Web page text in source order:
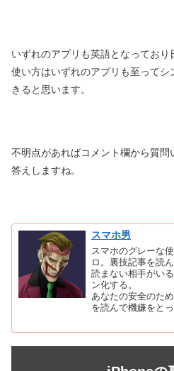
いずれのアプリも英語となっており
使い方はいずれのアプリも至って
きると思います。
不明点があればコメント欄から質
答えしますね。
スマホ男
スマホのグレーな
ロ。裏技記事を読
読まない相手がい
ン化する。
あなたの安全のた
を読んで機嫌をとっ